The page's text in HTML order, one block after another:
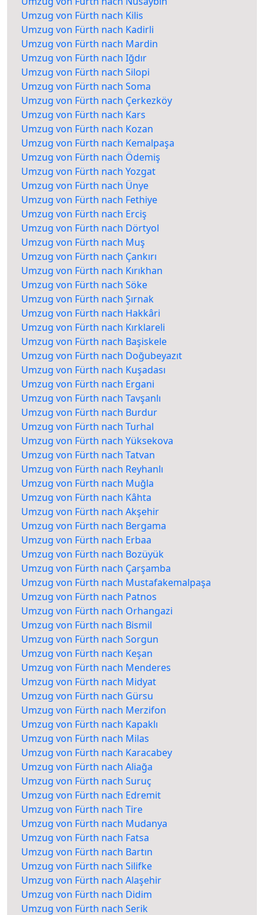
Umzug von Fürth nach Kilis
Umzug von Fürth nach Kadirli
Umzug von Fürth nach Mardin
Umzug von Fürth nach Iğdır
Umzug von Fürth nach Silopi
Umzug von Fürth nach Soma
Umzug von Fürth nach Çerkezköy
Umzug von Fürth nach Kars
Umzug von Fürth nach Kozan
Umzug von Fürth nach Kemalpaşa
Umzug von Fürth nach Ödemiş
Umzug von Fürth nach Yozgat
Umzug von Fürth nach Ünye
Umzug von Fürth nach Fethiye
Umzug von Fürth nach Erciş
Umzug von Fürth nach Dörtyol
Umzug von Fürth nach Muş
Umzug von Fürth nach Çankırı
Umzug von Fürth nach Kırıkhan
Umzug von Fürth nach Söke
Umzug von Fürth nach Şırnak
Umzug von Fürth nach Hakkâri
Umzug von Fürth nach Kırklareli
Umzug von Fürth nach Başiskele
Umzug von Fürth nach Doğubeyazıt
Umzug von Fürth nach Kuşadası
Umzug von Fürth nach Ergani
Umzug von Fürth nach Tavşanlı
Umzug von Fürth nach Burdur
Umzug von Fürth nach Turhal
Umzug von Fürth nach Yüksekova
Umzug von Fürth nach Tatvan
Umzug von Fürth nach Reyhanlı
Umzug von Fürth nach Muğla
Umzug von Fürth nach Kâhta
Umzug von Fürth nach Akşehir
Umzug von Fürth nach Bergama
Umzug von Fürth nach Erbaa
Umzug von Fürth nach Bozüyük
Umzug von Fürth nach Çarşamba
Umzug von Fürth nach Mustafakemalpaşa
Umzug von Fürth nach Patnos
Umzug von Fürth nach Orhangazi
Umzug von Fürth nach Bismil
Umzug von Fürth nach Sorgun
Umzug von Fürth nach Keşan
Umzug von Fürth nach Menderes
Umzug von Fürth nach Midyat
Umzug von Fürth nach Gürsu
Umzug von Fürth nach Merzifon
Umzug von Fürth nach Kapaklı
Umzug von Fürth nach Milas
Umzug von Fürth nach Karacabey
Umzug von Fürth nach Aliağa
Umzug von Fürth nach Suruç
Umzug von Fürth nach Edremit
Umzug von Fürth nach Tire
Umzug von Fürth nach Mudanya
Umzug von Fürth nach Fatsa
Umzug von Fürth nach Bartın
Umzug von Fürth nach Silifke
Umzug von Fürth nach Alaşehir
Umzug von Fürth nach Didim
Umzug von Fürth nach Serik